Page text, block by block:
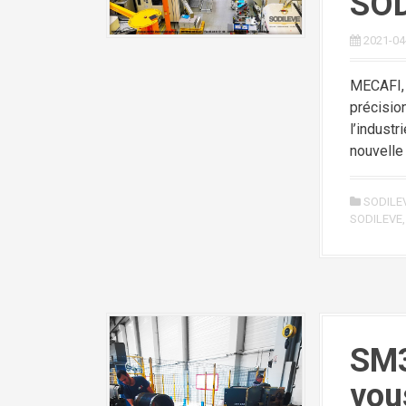
2021-
nouvelle
SODILEVE,